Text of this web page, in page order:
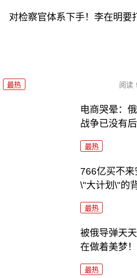
对检察官体系下手！李在明要
最热 阅读
电商哭晕：
战争已没有
最热
766亿买不
\"大计划\"的
最热
被俄导弹天
在做着美梦！
最热